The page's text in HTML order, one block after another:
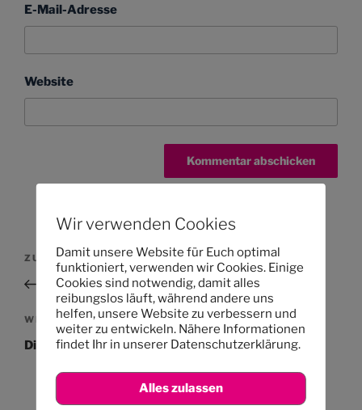
E-Mail-Adresse
Website
Beitragsnavigation
Vorheriger
Beitrag
ZURÜCK
Kita Heidberg nicht erreichbar
Nächster
Beitrag
WEITER
Die Radieschen sind reif
Wir verwenden Cookies
Damit unsere Website für Euch optimal
funktioniert, verwenden wir Cookies. Einige
Cookies sind notwendig, damit alles
reibungslos läuft, während andere uns
helfen, unsere Website zu verbessern und
weiter zu entwickeln. Nähere Informationen
findet Ihr in unserer Datenschutzerklärung.
Alles zulassen